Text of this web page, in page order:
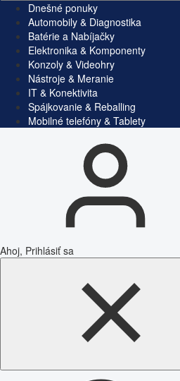
Dnešné ponuky
Automobily & Diagnostika
Batérie a Nabíjačky
Elektronika & Komponenty
Konzoly & Videohry
Nástroje & Meranie
IT & Konektivita
Spájkovanie & Reballing
Mobilné telefóny & Tablety
Ahoj, Prihlásiť sa